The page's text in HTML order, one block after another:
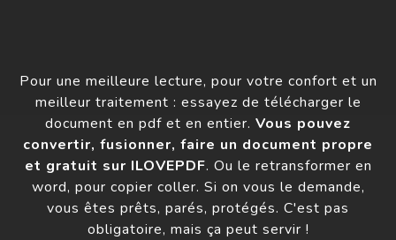
Pour une meilleure lecture, pour votre confort et un
meilleur traitement : essayez de télécharger le
document en pdf et en entier. Vous pouvez
convertir, fusionner, faire un document propre
et gratuit sur ILOVEPDF. Ou le retransformer en
word, pour copier coller. Si on vous le demande,
vous êtes prêts, parés, protégés. C'est pas
obligatoire, mais ça peut servir !